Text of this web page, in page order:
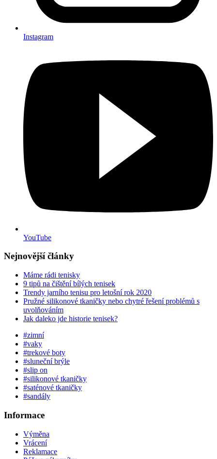
Instagram
YouTube
Nejnovější články
Máme rádi tenisky
9 tipů na čištění bílých tenisek
Trendy jarního tenisu pro letošní rok 2020
Pružné silikonové tkaničky nebo chytré řešení problémů s
uvolňováním
Jak daleko jde historie tenisek?
#zimní
#vaky
#trekové boty
#sluneční brýle
#slip on
#silikonové tkaničky
#saténové tkaničky
#sandály
Informace
Výměna
Vrácení
Reklamace